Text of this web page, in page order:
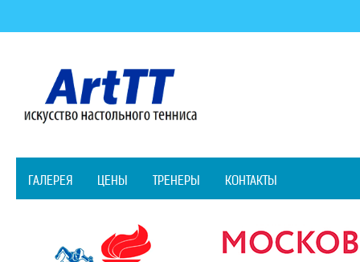
ГАЛЕРЕЯ ЦЕНЫ ТРЕНЕРЫ КОНТАКТЫ